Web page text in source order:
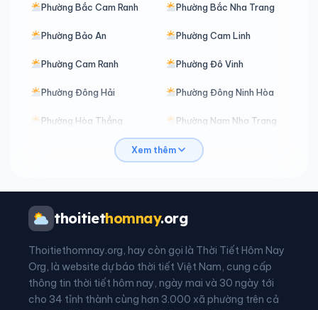
Phường Bắc Cam Ranh Phường Bắc Nha Trang
Phường Bảo An Phường Cam Linh
Phường Cam Ranh Phường Đô Vinh
Phường Đông Hải Phường Đông Ninh Hòa
Phường Hòa Thắng Phường Nam Nha Trang
Phường Nha Trang Phường Ninh Chử
Phường Tây Nha Trang
Xã Bác Ái
Xã Bác Ái Tây Xã Bắc Khánh Vĩnh
Xã Bắc Ninh Hòa Xã Cà Ná
Xem thêm
thoitiethomnay.org
Thoitiethomnay.org, hay còn gọi là Thời Tiết Hôm Nay
Org, là website dự báo thời tiết Việt Nam, cung cấp
thông tin thời tiết hôm nay, ngày mai và 30 ngày tới
cho 34 tỉnh thành cùng hơn 3.000 xã phường trên cả